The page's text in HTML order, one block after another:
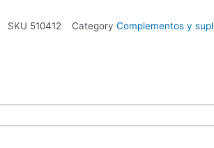
SKU 510412 Category Complementos y